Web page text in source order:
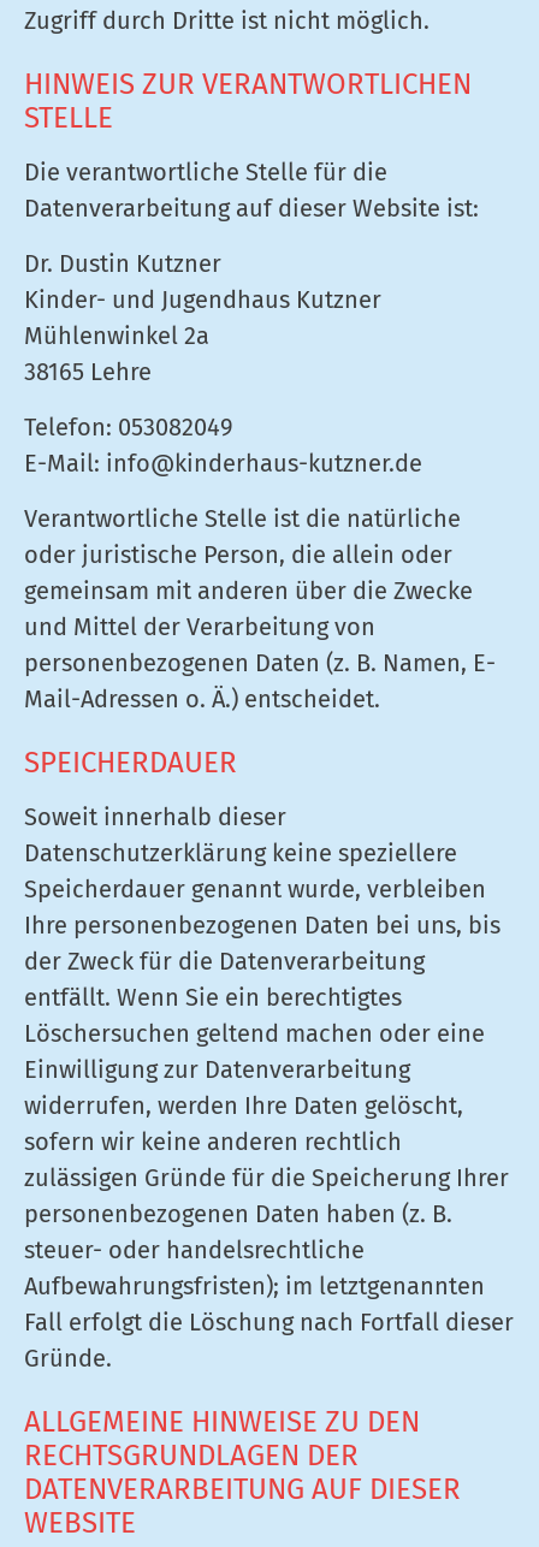
Zugriff durch Dritte ist nicht möglich.
HINWEIS ZUR VERANTWORTLICHEN
STELLE
Die verantwortliche Stelle für die
Datenverarbeitung auf dieser Website ist:
Dr. Dustin Kutzner
Kinder- und Jugendhaus Kutzner
Mühlenwinkel 2a
38165 Lehre
Telefon: 053082049
E-Mail: info@kinderhaus-kutzner.de
Verantwortliche Stelle ist die natürliche
oder juristische Person, die allein oder
gemeinsam mit anderen über die Zwecke
und Mittel der Verarbeitung von
personenbezogenen Daten (z. B. Namen, E-
Mail-Adressen o. Ä.) entscheidet.
SPEICHERDAUER
Soweit innerhalb dieser
Datenschutzerklärung keine speziellere
Speicherdauer genannt wurde, verbleiben
Ihre personenbezogenen Daten bei uns, bis
der Zweck für die Datenverarbeitung
entfällt. Wenn Sie ein berechtigtes
Löschersuchen geltend machen oder eine
Einwilligung zur Datenverarbeitung
widerrufen, werden Ihre Daten gelöscht,
sofern wir keine anderen rechtlich
zulässigen Gründe für die Speicherung Ihrer
personenbezogenen Daten haben (z. B.
steuer- oder handelsrechtliche
Aufbewahrungsfristen); im letztgenannten
Fall erfolgt die Löschung nach Fortfall dieser
Gründe.
ALLGEMEINE HINWEISE ZU DEN
RECHTSGRUNDLAGEN DER
DATENVERARBEITUNG AUF DIESER
WEBSITE